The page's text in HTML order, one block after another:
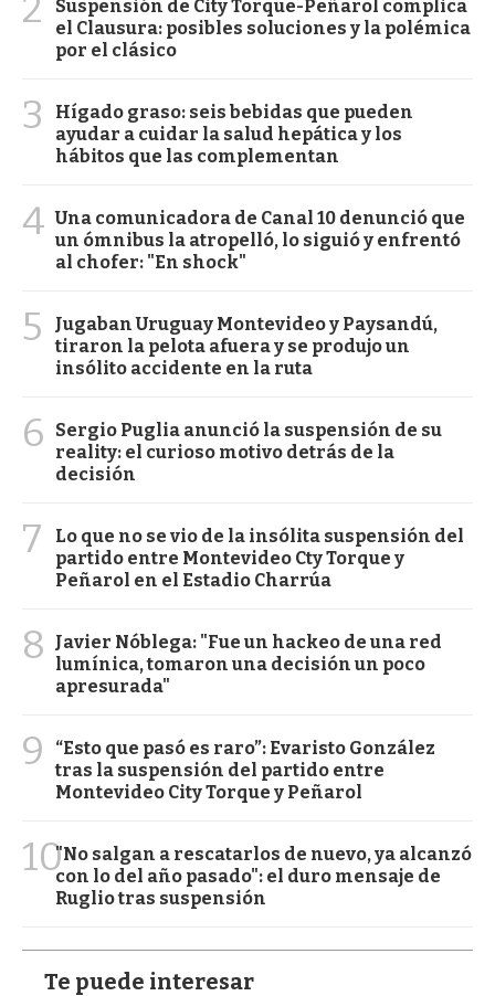
Suspensión de City Torque-Peñarol complica
el Clausura: posibles soluciones y la polémica
por el clásico
3
Hígado graso: seis bebidas que pueden
ayudar a cuidar la salud hepática y los
hábitos que las complementan
4 Una comunicadora de Canal 10 denunció que
un ómnibus la atropelló, lo siguió y enfrentó
al chofer: "En shock"
5
Jugaban Uruguay Montevideo y Paysandú,
tiraron la pelota afuera y se produjo un
insólito accidente en la ruta
6
Sergio Puglia anunció la suspensión de su
reality: el curioso motivo detrás de la
decisión
7
Lo que no se vio de la insólita suspensión del
partido entre Montevideo Cty Torque y
Peñarol en el Estadio Charrúa
8
Javier Nóblega: "Fue un hackeo de una red
lumínica, tomaron una decisión un poco
apresurada"
9
“Esto que pasó es raro”: Evaristo González
tras la suspensión del partido entre
Montevideo City Torque y Peñarol
10"No salgan a rescatarlos de nuevo, ya alcanzó
con lo del año pasado": el duro mensaje de
Ruglio tras suspensión
Te puede interesar